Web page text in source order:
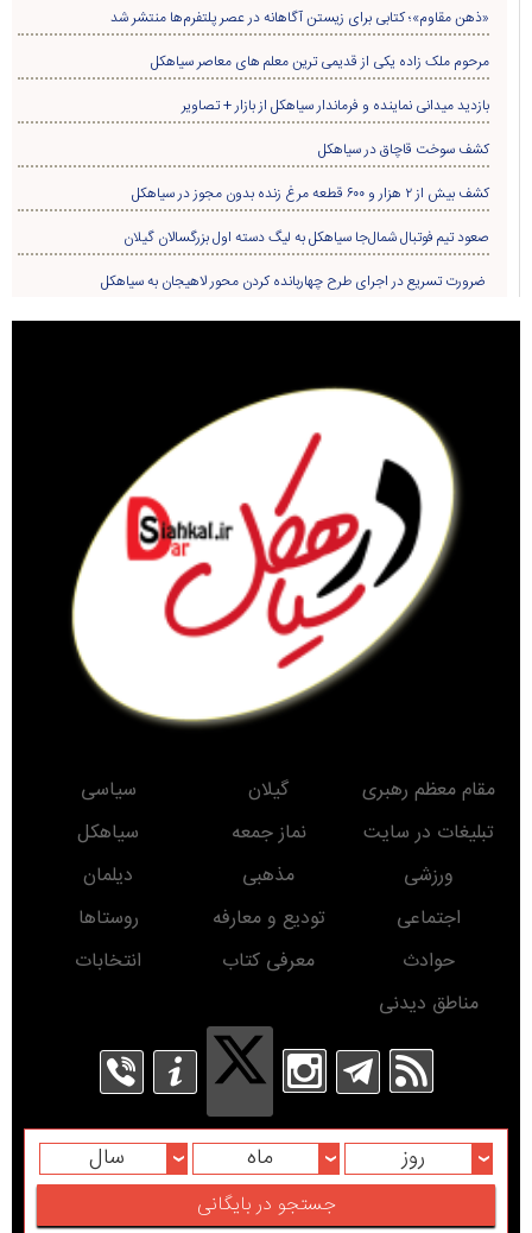
«ذهن مقاوم»؛ کتابی برای زیستن آگاهانه در عصر پلتفرم‌ها منتشر شد
مرحوم ملک زاده یکی از قدیمی ترین معلم های معاصر سیاهکل
بازدید میدانی نماینده و فرماندار سیاهکل از بازار + تصاویر
کشف سوخت قاچاق در سياهکل
کشف بیش از ۲ هزار و ۶۰۰ قطعه مرغ زنده بدون مجوز در سیاهکل
صعود تیم فوتبال شمال‌جا‌ سیاهکل به لیگ دسته اول بزرگسالان گیلان
ضرورت تسریع در اجرای طرح چهاربانده کردن محور لاهیجان به سیاهکل
مقام معظم رهبری گیلان
سیاسی
تبلیغات در سایت
نماز جمعه
سیاهکل
ورزشی
مذهبی
دیلمان
اجتماعی
تودیع و معارفه
روستاها
حوادث
معرفی کتاب
انتخابات
مناطق دیدنی
روز ماه سال